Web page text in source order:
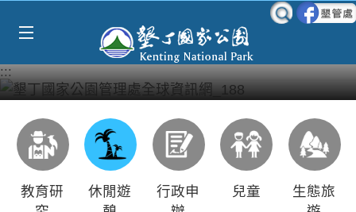
:::
教育研
休閒遊
行政申
兒童
生態旅